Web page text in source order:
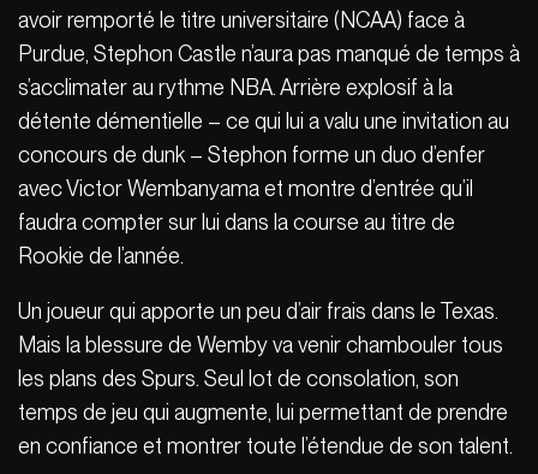
avoir remporté le titre universitaire (NCAA) face à
Purdue, Stephon Castle n’aura pas manqué de temps à
s’acclimater au rythme NBA. Arrière explosif à la
détente démentielle – ce qui lui a valu une invitation au
concours de dunk – Stephon forme un duo d’enfer
avec Victor Wembanyama et montre d’entrée qu’il
faudra compter sur lui dans la course au titre de
Rookie de l’année.
Un joueur qui apporte un peu d’air frais dans le Texas.
Mais la blessure de Wemby va venir chambouler tous
les plans des Spurs. Seul lot de consolation, son
temps de jeu qui augmente, lui permettant de prendre
en confiance et montrer toute l’étendue de son talent.